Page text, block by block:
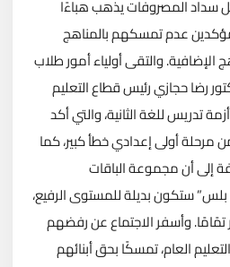
سداد المصروفات يذهب هباءًا
مؤكدين عدم تمسكهم بالمناهج
الإضافية. والتقى أولياء أمور طلاب
رضا حجازي رئيس قطاع التعليم
تدريس للغة الثانية، والتي أكد
مرحلة أولى إعدادي خطأ كبير، كما
إلى أن مجموعة الباقات
ستكون بديلة للمستوى الرفيع،
تمًامًا. وأسفر الاجتماع عن رفضهم
العام، تمسكًا بحق أبنائهم